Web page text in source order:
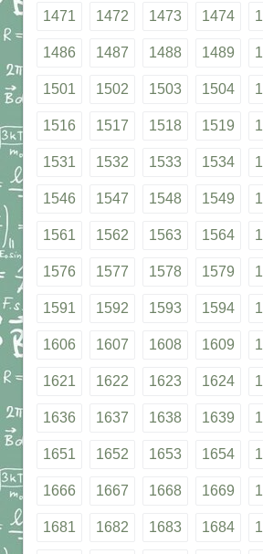
1471 1472 1473 1474
1486 1487 1488 1489
1501 1502 1503 1504
1516 1517 1518 1519
1531 1532 1533 1534
1546 1547 1548 1549
1561 1562 1563 1564
1576 1577 1578 1579
1591 1592 1593 1594
1606 1607 1608 1609
1621 1622 1623 1624
1636 1637 1638 1639
1651 1652 1653 1654
1666 1667 1668 1669
1681 1682 1683 1684